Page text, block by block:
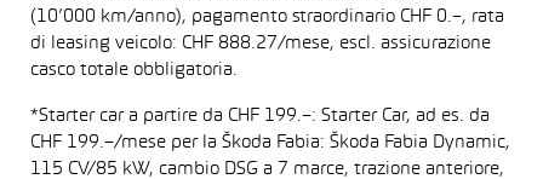
(10’000 km/anno), pagamento straordinario CHF 0.–, rata
di leasing veicolo: CHF 888.27/mese, escl. assicurazione
casco totale obbligatoria.
*Starter car a partire da CHF 199.–: Starter Car, ad es. da
CHF 199.–/mese per la Škoda Fabia: Škoda Fabia Dynamic,
115 CV/85 kW, cambio DSG a 7 marce, trazione anteriore,